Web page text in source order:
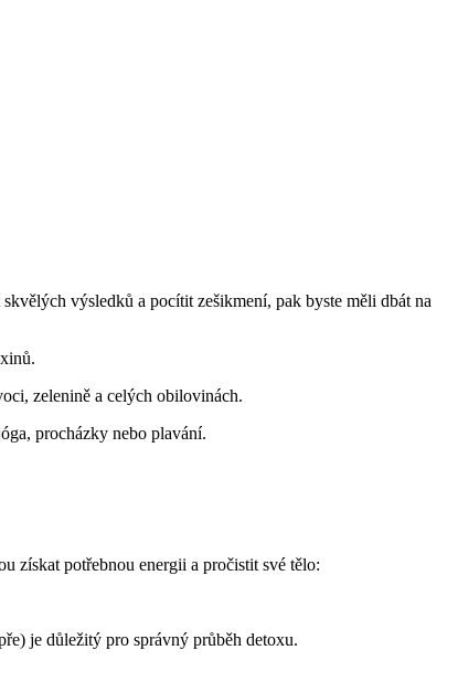
výsledků a pocítit zešikmení, pak byste měli dbát na
zelenině a celých obilovinách.
procházky nebo plavání.
získat potřebnou energii a pročistit své tělo:
je důležitý pro správný průběh detoxu.